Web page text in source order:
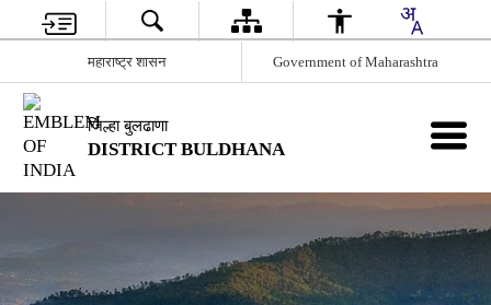
महाराष्ट्र शासन Government of Maharashtra
जिल्हा बुलढाणा
DISTRICT BULDHANA